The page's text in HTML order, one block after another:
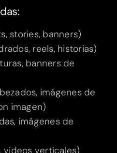
stories, banners)
reels, historias)
banners de
imágenes de
imagen)
imágenes de
videos verticales)